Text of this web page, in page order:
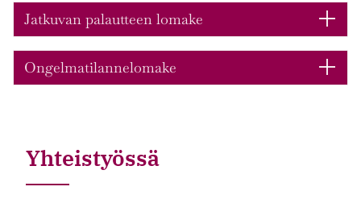
Jatkuvan palautteen lomake
Ongelmatilannelomake
Yhteistyössä